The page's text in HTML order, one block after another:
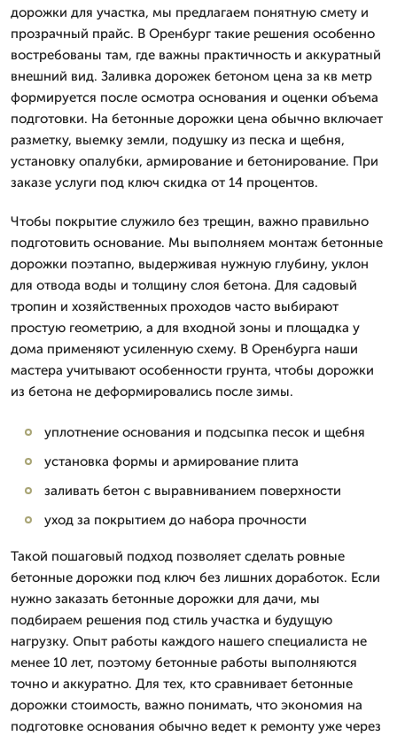
дорожки для участка, мы предлагаем понятную смету и
прозрачный прайс. В Оренбург такие решения особенно
востребованы там, где важны практичность и аккуратный
внешний вид. Заливка дорожек бетоном цена за кв метр
формируется после осмотра основания и оценки объема
подготовки. На бетонные дорожки цена обычно включает
разметку, выемку земли, подушку из песка и щебня,
установку опалубки, армирование и бетонирование. При
заказе услуги под ключ скидка от 14 процентов.
Чтобы покрытие служило без трещин, важно правильно
подготовить основание. Мы выполняем монтаж бетонные
дорожки поэтапно, выдерживая нужную глубину, уклон
для отвода воды и толщину слоя бетона. Для садовый
тропин и хозяйственных проходов часто выбирают
простую геометрию, а для входной зоны и площадка у
дома применяют усиленную схему. В Оренбурга наши
мастера учитывают особенности грунта, чтобы дорожки
из бетона не деформировались после зимы.
уплотнение основания и подсыпка песок и щебня
установка формы и армирование плита
заливать бетон с выравниванием поверхности
уход за покрытием до набора прочности
Такой пошаговый подход позволяет сделать ровные
бетонные дорожки под ключ без лишних доработок. Если
нужно заказать бетонные дорожки для дачи, мы
подбираем решения под стиль участка и будущую
нагрузку. Опыт работы каждого нашего специалиста не
менее 10 лет, поэтому бетонные работы выполняются
точно и аккуратно. Для тех, кто сравнивает бетонные
дорожки стоимость, важно понимать, что экономия на
подготовке основания обычно ведет к ремонту уже через